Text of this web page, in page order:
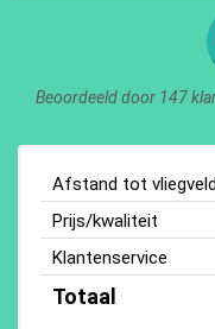
Beoordeeld door 147
Afstand tot vliegveld
Prijs/kwaliteit
Klantenservice
Totaal